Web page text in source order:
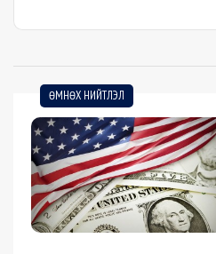
ӨМНӨХ НИЙТЛЭЛ